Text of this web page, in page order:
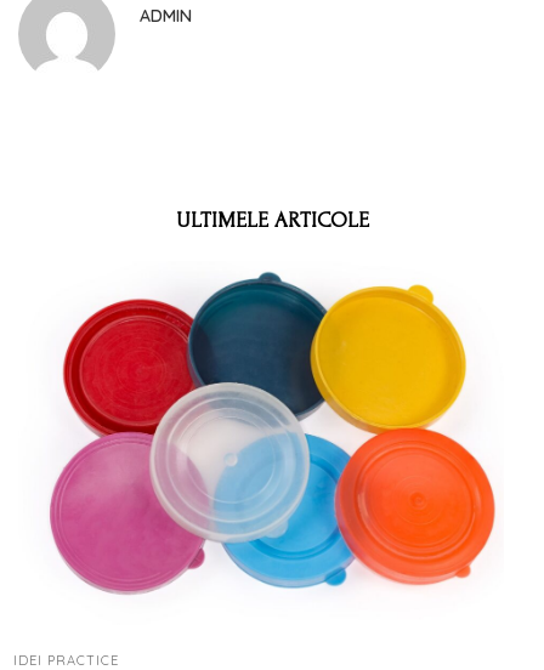
ADMIN
ULTIMELE ARTICOLE
IDEI PRACTICE